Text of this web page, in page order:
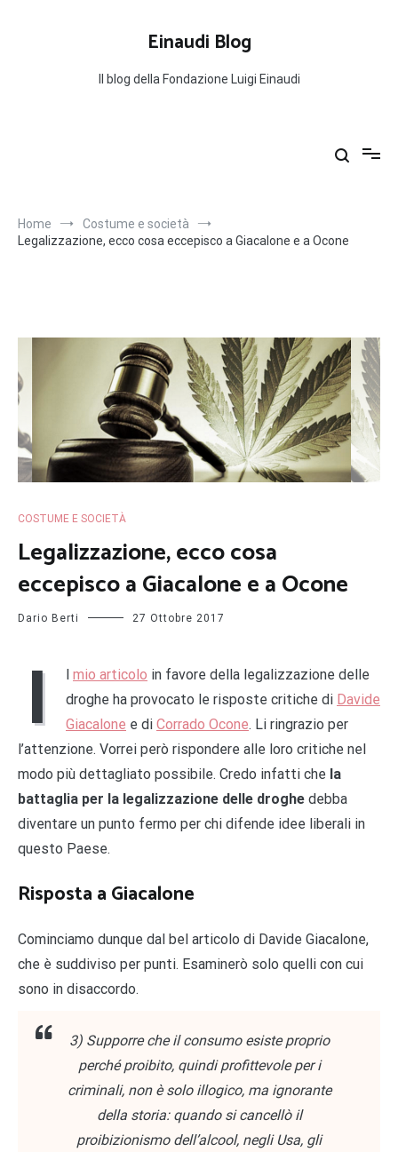
Einaudi Blog
Il blog della Fondazione Luigi Einaudi
Home
Costume e società
Legalizzazione, ecco cosa eccepisco a Giacalone e a Ocone
COSTUME E SOCIETÀ
Legalizzazione, ecco cosa
eccepisco a Giacalone e a Ocone
Dario Berti 27 Ottobre 2017
I mio articolo in favore della legalizzazione delle
droghe ha provocato le risposte critiche di Davide
Giacalone e di Corrado Ocone. Li ringrazio per
l’attenzione. Vorrei però rispondere alle loro critiche nel
modo più dettagliato possibile. Credo infatti che la
battaglia per la legalizzazione delle droghe debba
diventare un punto fermo per chi difende idee liberali in
questo Paese.
Risposta a Giacalone
Cominciamo dunque dal bel articolo di Davide Giacalone,
che è suddiviso per punti. Esaminerò solo quelli con cui
sono in disaccordo.
3) Supporre che il consumo esiste proprio
perché proibito, quindi profittevole per i
criminali, non è solo illogico, ma ignorante
della storia: quando si cancellò il
proibizionismo dell’alcool, negli Usa, gli